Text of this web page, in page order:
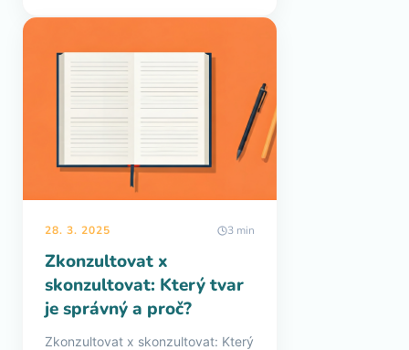
28. 3. 2025 3 min
Zkonzultovat x
skonzultovat: Který tvar
je správný a proč?
Zkonzultovat x skonzultovat: Který